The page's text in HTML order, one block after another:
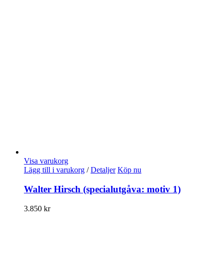
Visa varukorg
Lägg till i varukorg / Detaljer Köp nu
Walter Hirsch (specialutgåva: motiv 1)
3.850 kr